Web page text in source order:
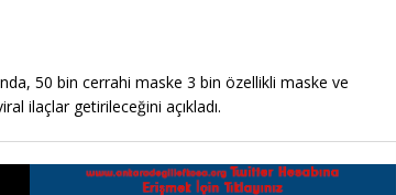
50 bin cerrahi maske 3 bin özellikli maske ve
ilaçlar getirileceğini açıkladı.